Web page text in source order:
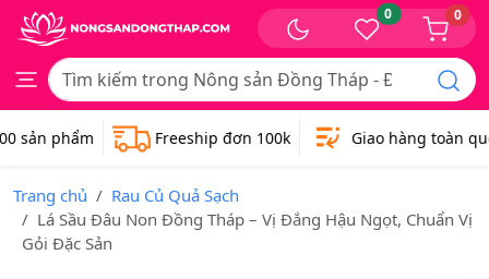
0 0
sản phẩm Freeship đơn 100k Giao hàng toàn quốc
Trang chủ
Rau Củ Quả Sạch
Lá Sầu Đâu Non Đồng Tháp – Vị Đắng Hậu Ngọt, Chuẩn Vị
Gỏi Đặc Sản